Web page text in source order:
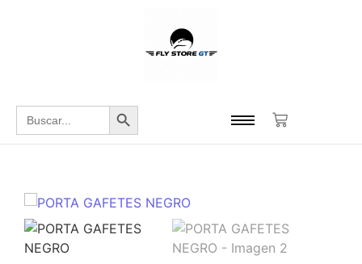
Buscar: Botón de búsqueda